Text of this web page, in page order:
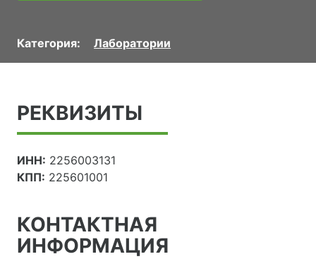
Категория: Лаборатории
РЕКВИЗИТЫ
ИНН: 2256003131
КПП: 225601001
КОНТАКТНАЯ
ИНФОРМАЦИЯ